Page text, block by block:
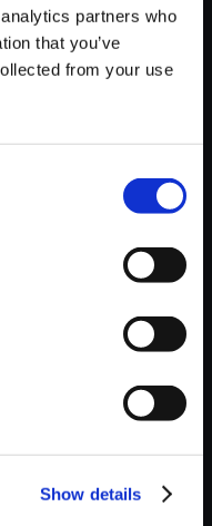
partners who
that you’ve
from your use
Show details
オハザード 3 ラス
オリジナル・サウ
Coldhearted Sold